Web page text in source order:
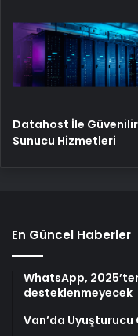
Datahost İle Güvenilir
Sunucu Hizmetleri
En Güncel Haberler
WhatsApp,
desteklenmeyecek
Van’da Uyuşturucu